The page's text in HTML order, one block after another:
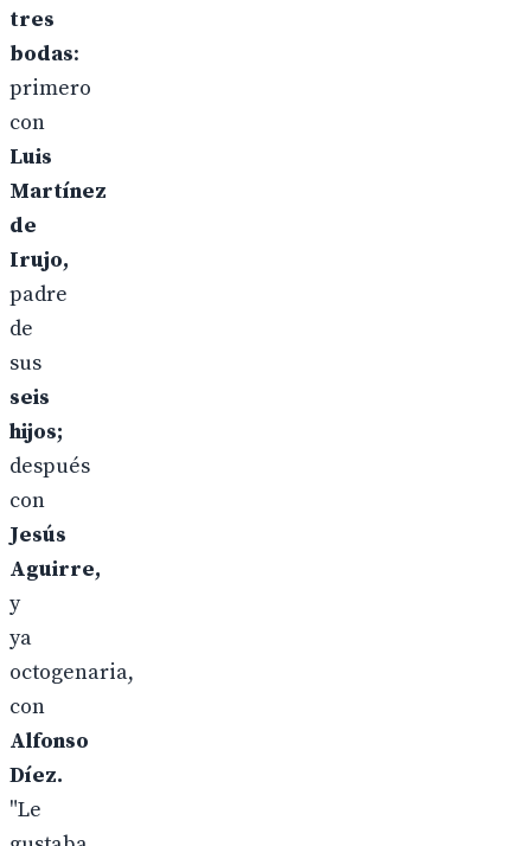
tres
bodas:
primero
con
Luis
Martínez
de
Irujo,
padre
de
sus
seis
hijos;
después
con
Jesús
Aguirre,
y
ya
octogenaria,
con
Alfonso
Díez.
"Le